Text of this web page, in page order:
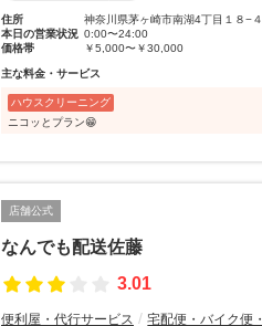
住所
神奈川県茅ヶ崎市南湖4丁目１８−
本日の営業状況 0:00〜24:00
価格帯
￥5,000〜￥30,000
主な料金・サービス
ハウスクリーニング
ニコッとプラン😁
店舗公式
なんでも配送佐藤
3.01
便利屋・代行サービス 宅配便・バイク便